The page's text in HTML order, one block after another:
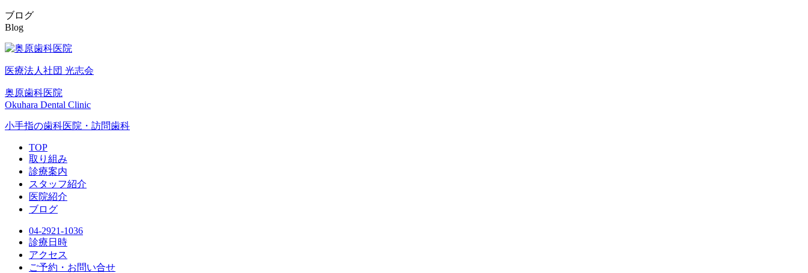
ブログ
Blog
医療法人社団 光志会
奥原歯科医院
Okuhara Dental Clinic
小手指の歯科医院・訪問歯科
TOP
取り組み
診療案内
スタッフ紹介
医院紹介
ブログ
04-2921-1036
診療日時
アクセス
ご予約・お問い合せ